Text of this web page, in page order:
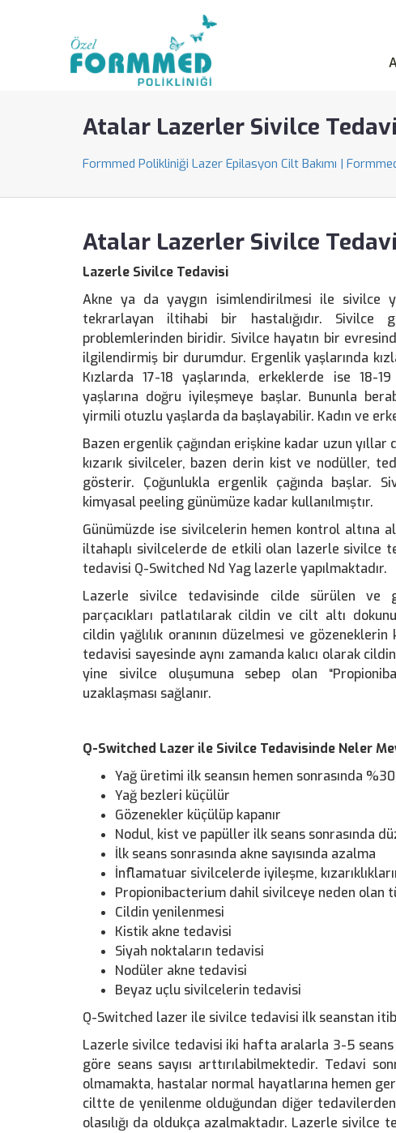
Atalar Lazerler Sivilce
Formmed Polikliniği Lazer Epilasyon Cilt Bakımı |
Atalar Lazerler Sivilce
Lazerle Sivilce Tedavisi
Akne ya da yaygın isimlendirilmesi ile sivilce
tekrarlayan iltihabi bir hastalığıdır. Sivilce
problemlerinden biridir. Sivilce hayatın bir
ilgilendirmiş bir durumdur. Ergenlik yaşlarında
Kızlarda 17-18 yaşlarında, erkeklerde ise 18-
yaşlarına doğru iyileşmeye başlar. Bununla
yirmili otuzlu yaşlarda da başlayabilir. Kadın ve
Bazen ergenlik çağından erişkine kadar uzun
kızarık sivilceler, bazen derin kist ve nodüller,
gösterir. Çoğunlukla ergenlik çağında başlar.
kimyasal peeling günümüze kadar kullanılmıştır.
Günümüzde ise sivilcelerin hemen kontrol altına
iltahaplı sivilcelerde de etkili olan lazerle sivilce
tedavisi Q-Switched Nd Yag lazerle yapılmaktadır.
Lazerle sivilce tedavisinde cilde sürülen ve
parçacıkları patlatılarak cildin ve cilt altı
cildin yağlılık oranının düzelmesi ve
tedavisi sayesinde aynı zamanda kalıcı olarak
yine sivilce oluşumuna sebep olan
uzaklaşması sağlanır.
Q-Switched Lazer ile Sivilce Tedavisinde Neler
Yağ üretimi ilk seansın hemen sonrasında
Yağ bezleri küçülür
Gözenekler küçülüp kapanır
Nodul, kist ve papüller ilk seans sonrasında
İlk seans sonrasında akne sayısında azalma
İnflamatuar sivilcelerde iyileşme,
Propionibacterium dahil sivilceye neden olan
Cildin yenilenmesi
Kistik akne tedavisi
Siyah noktaların tedavisi
Nodüler akne tedavisi
Beyaz uçlu sivilcelerin tedavisi
Q-Switched lazer ile sivilce tedavisi ilk seanstan
Lazerle sivilce tedavisi iki hafta aralarla 3-5 seans
göre seans sayısı arttırılabilmektedir. Tedavi
olmamakta, hastalar normal hayatlarına hemen
ciltte de yenilenme olduğundan diğer
olasılığı da oldukça azalmaktadır. Lazerle sivilce